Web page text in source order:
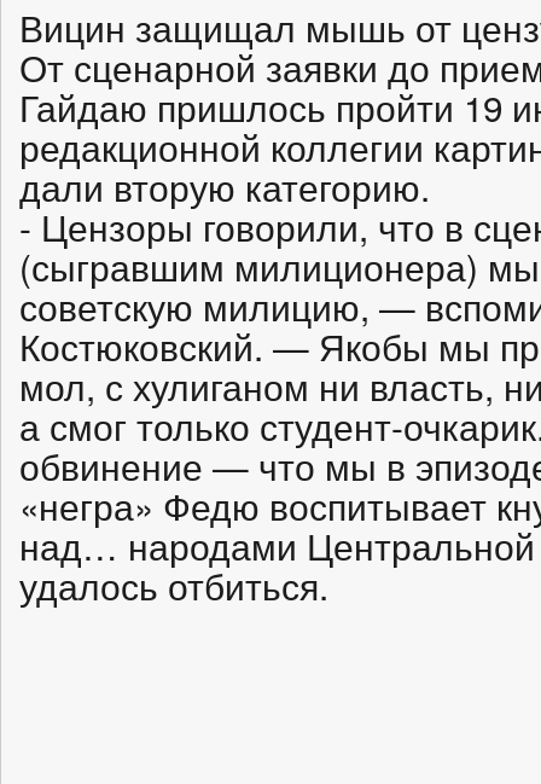
Вицин защищал мышь от
От сценарной заявки до
Гайдаю пришлось пройти 19
редакционной коллегии
дали вторую категорию.
- Цензоры говорили, что в
(сыгравшим милиционера)
советскую милицию, —
Костюковский. — Якобы мы
мол, с хулиганом ни власть,
а смог только студент-
обвинение — что мы в
«негра» Федю воспитывает
над… народами
удалось отбиться.